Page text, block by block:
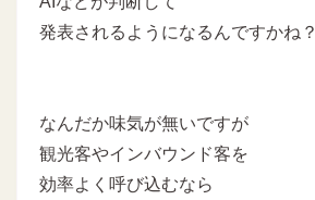
発表されるようになるんですかね？
なんだか味気が無いですが
観光客やインバウンド客を
効率よく呼び込むなら